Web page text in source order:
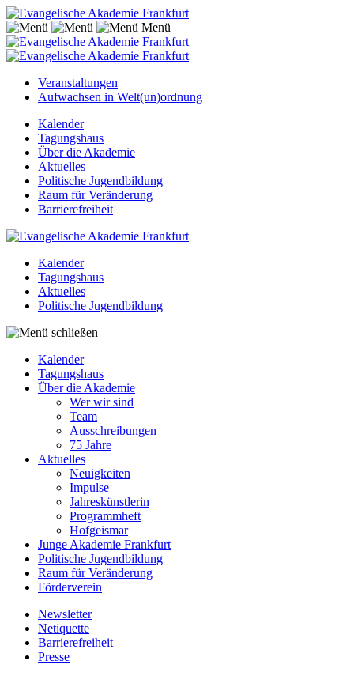
Menü
Veranstaltungen
Aufwachsen in Welt(un)ordnung
Kalender
Tagungshaus
Über die Akademie
Aktuelles
Politische Jugendbildung
Raum für Veränderung
Barrierefreiheit
Kalender
Tagungshaus
Aktuelles
Politische Jugendbildung
Kalender
Tagungshaus
Über die Akademie
Wer wir sind
Team
Ausschreibungen
75 Jahre
Aktuelles
Neuigkeiten
Impulse
Jahreskünstlerin
Programmheft
Hofgeismar
Junge Akademie Frankfurt
Politische Jugendbildung
Raum für Veränderung
Förderverein
Newsletter
Netiquette
Barrierefreiheit
Presse